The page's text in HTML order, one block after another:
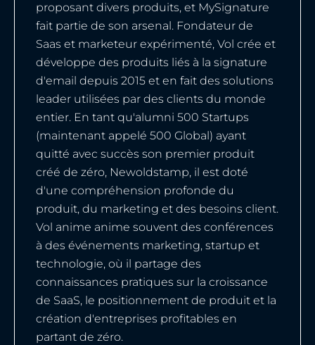
proposant divers produits, et MySignature
fait partie de son arsenal. Fondateur de
Saas et marketeur expérimenté, Vol crée et
développe des produits liés à la signature
d'email depuis 2015 et en fait des solutions
leader utilisées par des clients du monde
entier. En tant qu'alumni 500 Startups
(maintenant appelé 500 Global) ayant
quitté avec succès son premier produit
créé de zéro, Newoldstamp, il est doté
d'une compréhension profonde du
produit, du marketing et des besoins client.
Vol anime anime souvent des conférences
à des événements marketing, startup et
technologie, où il partage des
connaissances pratiques sur la croissance
de SaaS, le positionnement de produit et la
création d'entreprises profitables en
partant de zéro.